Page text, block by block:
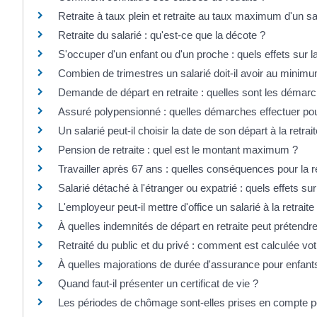
Retraite à taux plein et retraite au taux maximum d'un
Retraite du salarié : qu'est-ce que la décote ?
S'occuper d'un enfant ou d'un proche : quels effets sur
Combien de trimestres un salarié doit-il avoir au
Demande de départ en retraite : quelles sont les
Assuré polypensionné : quelles démarches effectuer
Un salarié peut-il choisir la date de son départ à la
Pension de retraite : quel est le montant maximum ?
Travailler après 67 ans : quelles conséquences pour la
Salarié détaché à l'étranger ou expatrié : quels effets
L'employeur peut-il mettre d'office un salarié à la retraite
À quelles indemnités de départ en retraite peut
Retraité du public et du privé : comment est calculée
À quelles majorations de durée d'assurance pour
Quand faut-il présenter un certificat de vie ?
Les périodes de chômage sont-elles prises en compte